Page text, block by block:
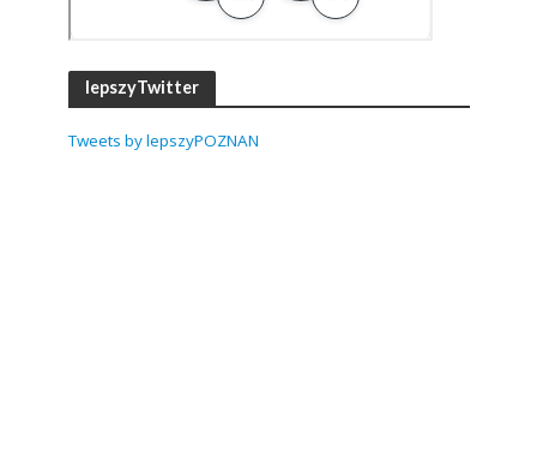
lepszyTwitter
Tweets by lepszyPOZNAN